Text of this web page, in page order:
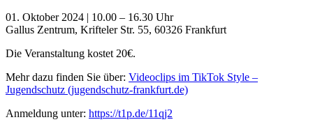
01. Oktober 2024 | 10.00 – 16.30 Uhr
Gallus Zentrum, Krifteler Str. 55, 60326 Frankfurt
Die Veranstaltung kostet 20€.
Mehr dazu finden Sie über: Videoclips im TikTok Style –
Jugendschutz (jugendschutz-frankfurt.de)
Anmeldung unter: https://t1p.de/11qj2